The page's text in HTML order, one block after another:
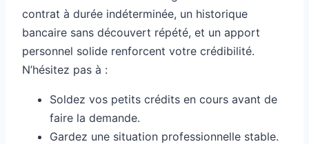
contrat à durée indéterminée, un historique
bancaire sans découvert répété, et un apport
personnel solide renforcent votre crédibilité.
N’hésitez pas à :
Soldez vos petits crédits en cours avant de
faire la demande.
Gardez une situation professionnelle stable.